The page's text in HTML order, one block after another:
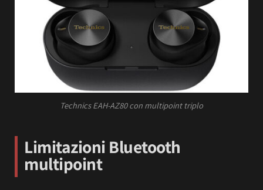
Technics EAH-AZ80 con multipoint triplo
Limitazioni Bluetooth
multipoint